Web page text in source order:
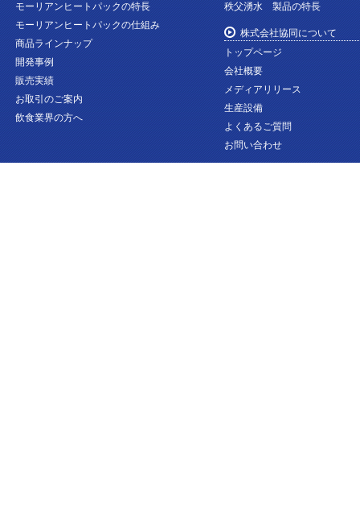
モーリアンヒートパックの特長
モーリアンヒートパックの仕組み
商品ラインナップ
開発事例
販売実績
お取引のご案内
飲食業界の方へ
秩父湧水 製品の特長
株式会社協同について
トップページ
会社概要
メディアリリース
生産設備
よくあるご質問
お問い合わせ